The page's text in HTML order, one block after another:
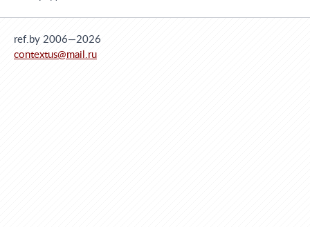
ref.by 2006—2026
contextus@mail.ru